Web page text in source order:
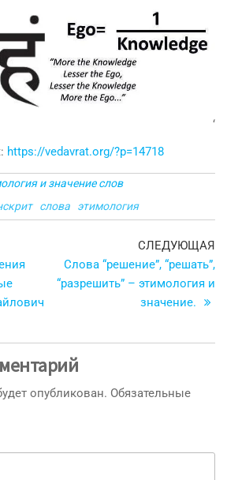
‘
https://vedavrat.org/?p=14718
и значение слов
слова этимология
СЛЕДУЮЩАЯ
Слова “решение”, “решать”,
“разрешить” – этимология и
значение.
опубликован. Обязательные